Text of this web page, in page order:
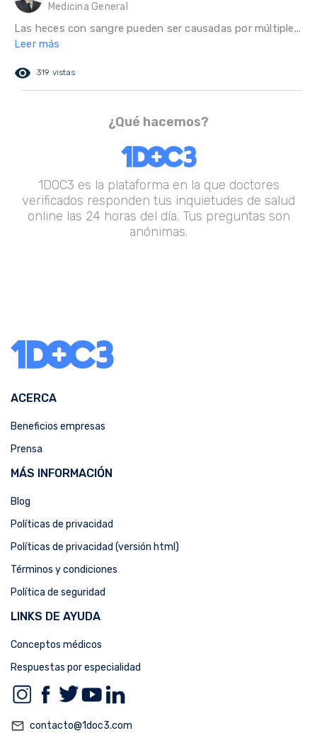
Medicina General
Las heces con sangre pueden ser causadas por múltiple...
Leer más
remove_red_eye 319 vistas
¿Qué hacemos?
1DOC3 es la plataforma en la que doctores
verificados responden tus inquietudes de salud
online las 24 horas del día. Tus preguntas son
anónimas.
ACERCA
Beneficios empresas
Prensa
MÁS INFORMACIÓN
Blog
Políticas de privacidad
Políticas de privacidad (versión html)
Términos y condiciones
Política de seguridad
LINKS DE AYUDA
Conceptos médicos
Respuestas por especialidad
mail_outline contacto@1doc3.com